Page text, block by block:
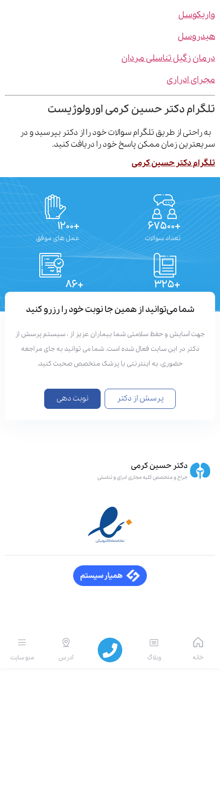
زگیل تناسلی مردان
ادراری
دکتر حسین کرمی اورولوژیست
از طریق تلگرام سوالات خود را از دکتر بپرسید و در
زمان ممکن پاسخ خود را دریافت کنید.
دکتر حسین کرمی
تعداد سوالات عمل های موفق
شما می‌توانید از همین جا نوبت خود را رزرو کنید
آسایش و حفظ سلامتی شما بیماران عزیز از ، سیستم پرسش از
دکتر در این سایت فعال شده است. شما می توانید به جای مراجعه
حضوری، به اینترنتی با پزشک متخصص صحبت کنید.
پرسش از دکتر نوبت دهی
منو سایت